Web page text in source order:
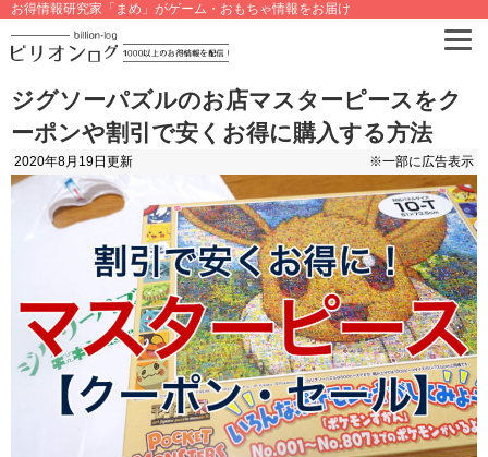
お得情報研究家「まめ」がゲーム・おもちゃ情報をお届け
ジグソーパズルのお店マスターピースをク
ーポンや割引で安くお得に購入する方法
2020年8月19日 更新 ※一部に広告表示